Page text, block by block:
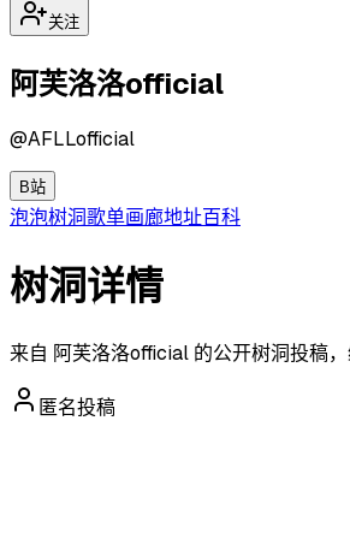
关注
阿芙洛洛official
@AFLLofficial
B站
泡泡树洞歌单画廊地址百科
树洞详情
来自 阿芙洛洛official 的公开树洞投稿
匿名投稿